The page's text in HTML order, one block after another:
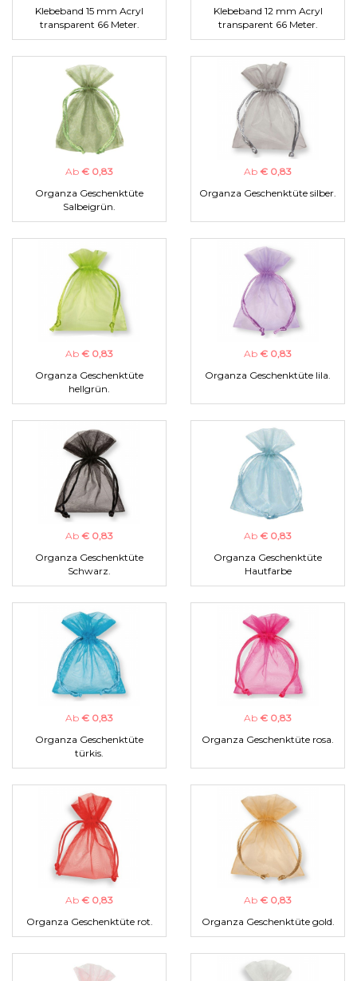
Klebeband 15 mm Acryl
transparent 66 Meter.
Klebeband 12 mm Acryl
transparent 66 Meter.
Ab € 0,83
Organza Geschenktüte
Salbeigrün.
Ab € 0,83
Organza Geschenktüte silber.
Ab € 0,83
Organza Geschenktüte
hellgrün.
Ab € 0,83
Organza Geschenktüte lila.
Ab € 0,83
Organza Geschenktüte
Schwarz.
Ab € 0,83
Organza Geschenktüte
Hautfarbe
Ab € 0,83
Organza Geschenktüte
türkis.
Ab € 0,83
Organza Geschenktüte rosa.
Ab € 0,83
Organza Geschenktüte rot.
Ab € 0,83
Organza Geschenktüte gold.